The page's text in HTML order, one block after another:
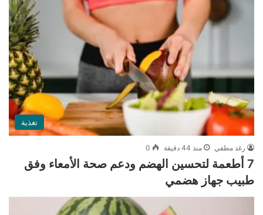
تغذية
رغد مطفي منذ 44 دقيقة 0
7 أطعمة لتحسين الهضم ودعم صحة الأمعاء وفق
طبيب جهاز هضمي